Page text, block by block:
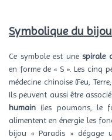
Symbolique du
Ce symbole est unespirale
en forme de « S ». Les cinq
médecine chinoise (Feu,
Ils peuvent aussi être
humain (les poumons, le
alimentent en énergie les
bijou « Paradis » dégage